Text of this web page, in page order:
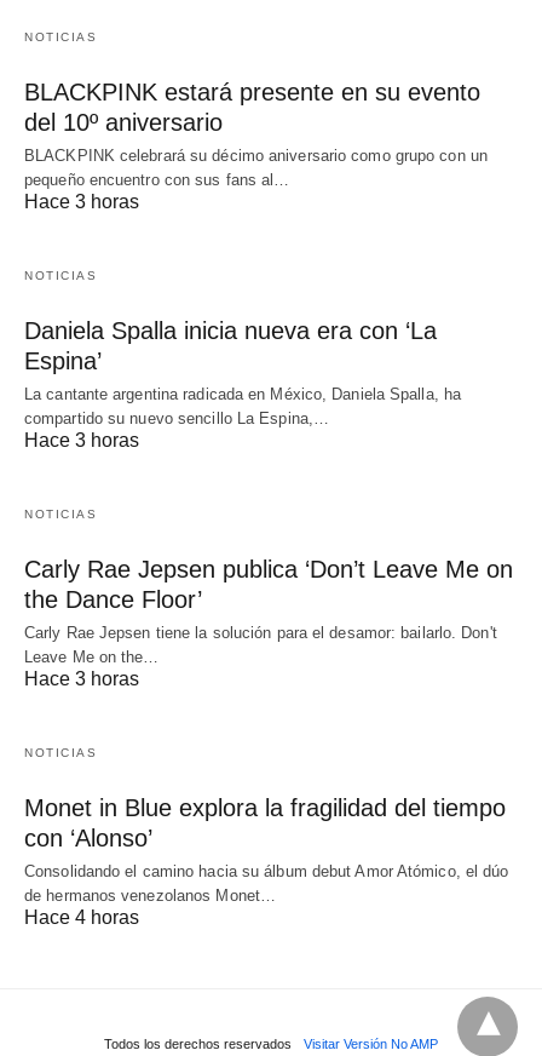
NOTICIAS
BLACKPINK estará presente en su evento
del 10º aniversario
BLACKPINK celebrará su décimo aniversario como grupo con un
pequeño encuentro con sus fans al…
Hace 3 horas
NOTICIAS
Daniela Spalla inicia nueva era con ‘La
Espina’
La cantante argentina radicada en México, Daniela Spalla, ha
compartido su nuevo sencillo La Espina,…
Hace 3 horas
NOTICIAS
Carly Rae Jepsen publica ‘Don’t Leave Me on
the Dance Floor’
Carly Rae Jepsen tiene la solución para el desamor: bailarlo. Don't
Leave Me on the…
Hace 3 horas
NOTICIAS
Monet in Blue explora la fragilidad del tiempo
con ‘Alonso’
Consolidando el camino hacia su álbum debut Amor Atómico, el dúo
de hermanos venezolanos Monet…
Hace 4 horas
Todos los derechos reservados Visitar Versión No AMP